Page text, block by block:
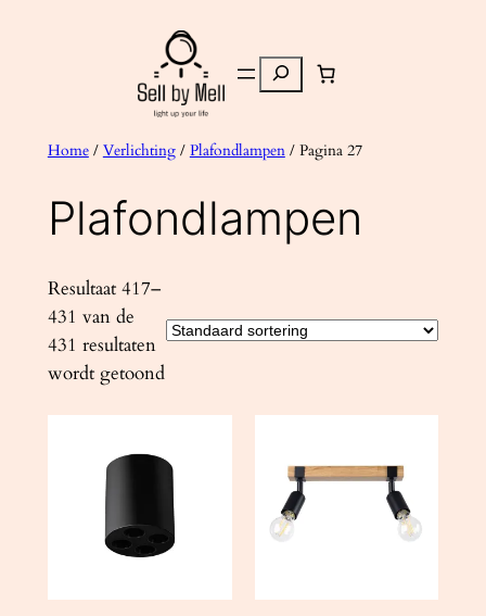
Zoeken
Home/ Verlichting/ Plafondlampen/ Pagina 27
Plafondlampen
Resultaat 417–
431 van de
431 resultaten
wordt getoond